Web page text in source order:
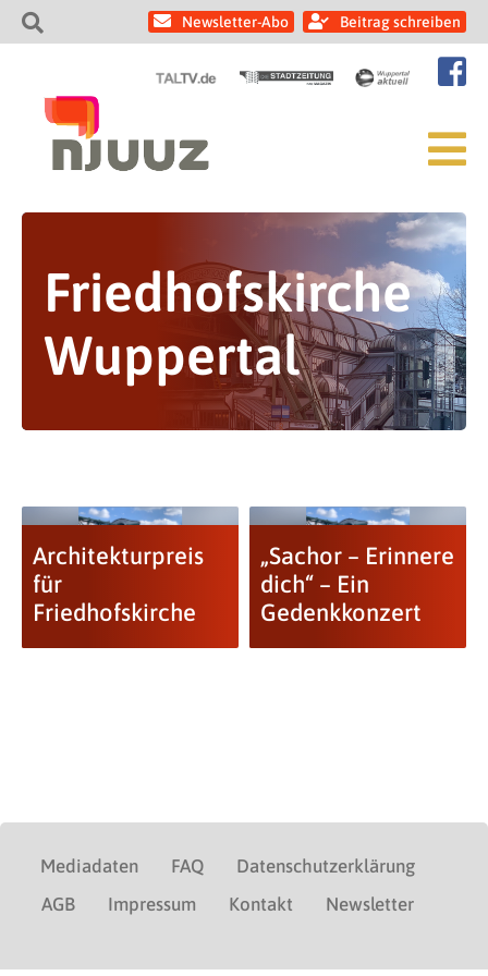
Newsletter-Abo Beitrag schreiben
Friedhofskirche
Wuppertal
Architekturpreis
für
Friedhofskirche
„Sachor – Erinnere
dich“ – Ein
Gedenkkonzert
Mediadaten FAQ
Datenschutzerklärung
AGB
Impressum Kontakt Newsletter